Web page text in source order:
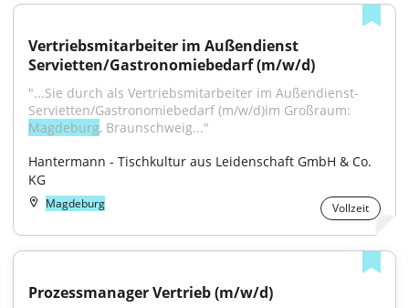
Vertriebsmitarbeiter im Außendienst
Servietten/Gastronomiebedarf (m/w/d)
"...Sie durch als Vertriebsmitarbeiter im Außendienst-
Magdeburg, Braunschweig..."
Hantermann - Tischkultur aus Leidenschaft GmbH & Co.
KG
Magdeburg Vollzeit
Prozessmanager Vertrieb (m/w/d)